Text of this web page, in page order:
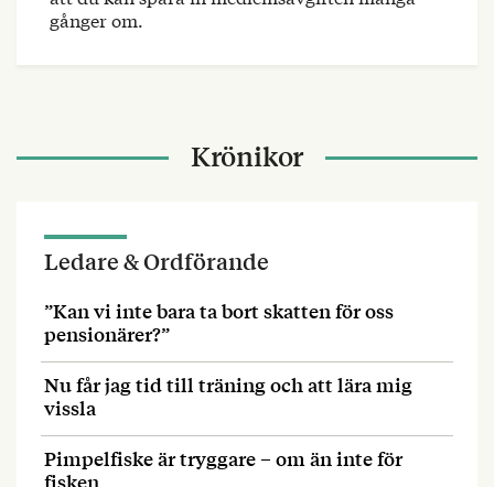
gånger om.
Krönikor
Ledare & Ordförande
”Kan vi inte bara ta bort skatten för oss
pensionärer?”
Nu får jag tid till träning och att lära mig
vissla
Pimpelfiske är tryggare – om än inte för
fisken